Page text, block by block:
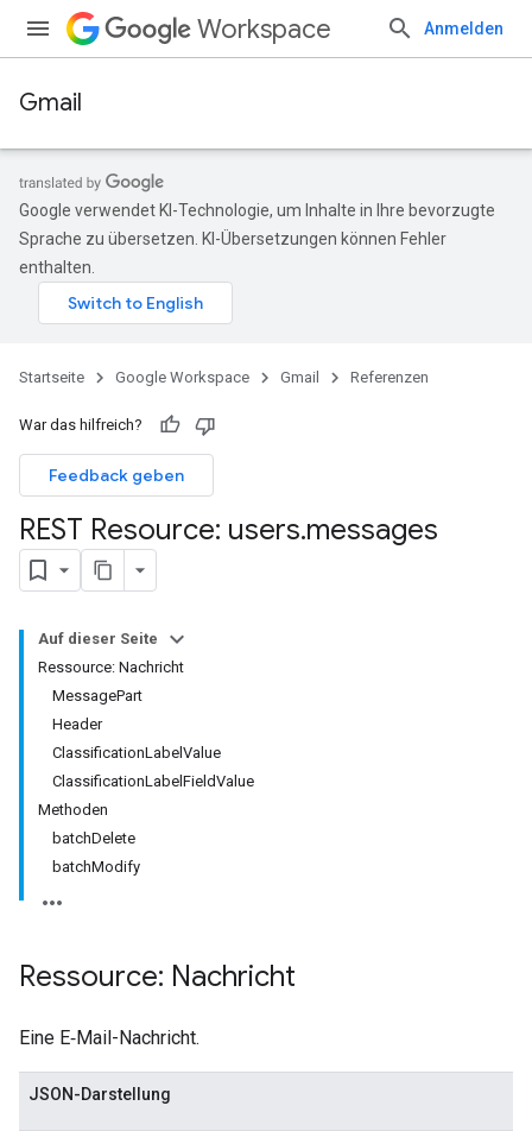
Workspace Anmelden
Gmail
Google verwendet KI-Technologie, um Inhalte in Ihre bevorzugte
Sprache zu übersetzen. KI-Übersetzungen können Fehler
enthalten.
Startseite Google Workspace Gmail Referenzen
War das hilfreich?
Feedback geben
REST Resource: users.messages
Auf dieser Seite
Ressource: Nachricht
MessagePart
Header
ClassificationLabelValue
ClassificationLabelFieldValue
Methoden
batchDelete
batchModify
Ressource: Nachricht
Eine E‑Mail-Nachricht.
JSON-Darstellung